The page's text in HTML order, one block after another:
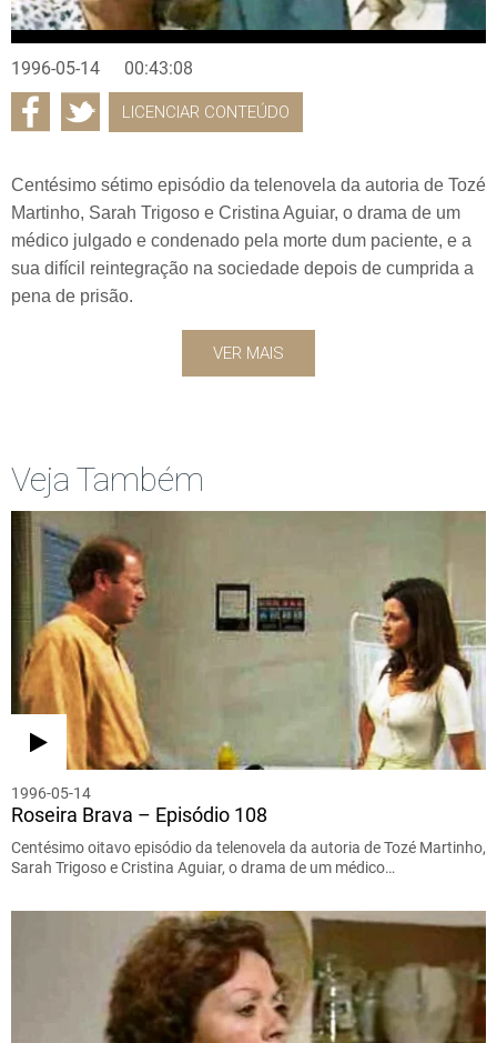
1996-05-14 00:43:08
LICENCIAR CONTEÚDO
Centésimo sétimo episódio da telenovela da autoria de Tozé
Martinho, Sarah Trigoso e Cristina Aguiar, o drama de um
médico julgado e condenado pela morte dum paciente, e a
sua difícil reintegração na sociedade depois de cumprida a
pena de prisão.
VER MAIS
Veja Também
1996-05-14
Roseira Brava – Episódio 108
Centésimo oitavo episódio da telenovela da autoria de Tozé Martinho,
Sarah Trigoso e Cristina Aguiar, o drama de um médico…